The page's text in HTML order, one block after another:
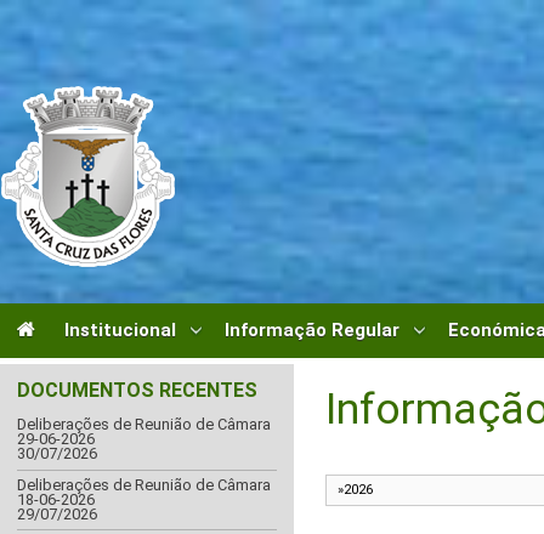
Institucional Informação Regular
DOCUMENTOS RECENTES
Deliberações de Reunião de Câmara
29-06-2026
30/07/2026
Deliberações de Reunião de Câmara
18-06-2026
29/07/2026